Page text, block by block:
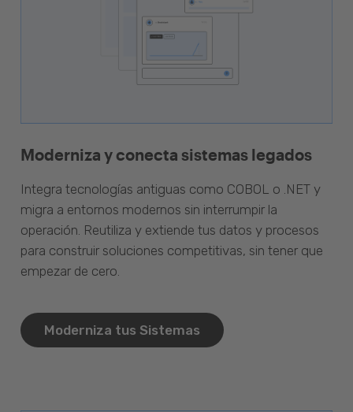
Moderniza y conecta sistemas legados
Integra tecnologías antiguas como COBOL o .NET y
migra a entornos modernos sin interrumpir la
operación. Reutiliza y extiende tus datos y procesos
para construir soluciones competitivas, sin tener que
empezar de cero.
Moderniza tus Sistemas